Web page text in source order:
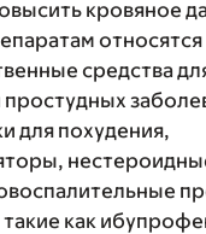
кровяное
относятся
средства
простудных
для похудения,
как